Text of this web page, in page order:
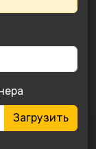
Загрузить